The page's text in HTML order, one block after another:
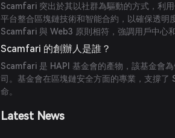
Scamfari 突出於其以社群為驅動的方式，利
平台整合區塊鏈技術和智能合約，以確保透明
Scamfari 與 Web3 原則相符，強調用戶中心和
Scamfari 的創辦人是誰？
Scamfari 是 HAPI 基金會的產物，該基金會
司。基金會在區塊鏈安全方面的專業，支撐
命。
Latest News